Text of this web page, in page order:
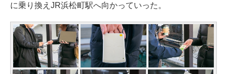
に乗り換えJR浜松町駅へ向かっていった。